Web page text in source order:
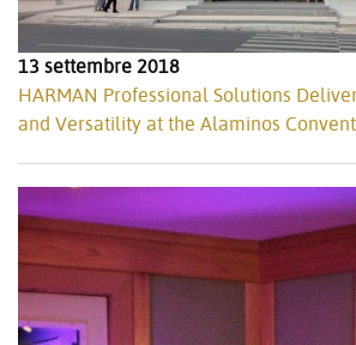
13 settembre 2018
HARMAN Professional Solutions
and Versatility at the Alaminos